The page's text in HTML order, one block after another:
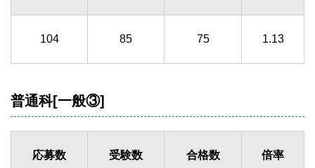
104 85 75 1.13
普通科[一般③]
応募数 受験数 合格数 倍率